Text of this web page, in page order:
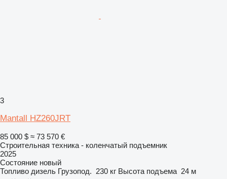
3
Mantall HZ260JRT
85 000 $ ≈ 73 570 €
Строительная техника - коленчатый подъемник
2025
Состояние новый
Топливо дизель Грузопод. 230 кг Высота подъема 24 м